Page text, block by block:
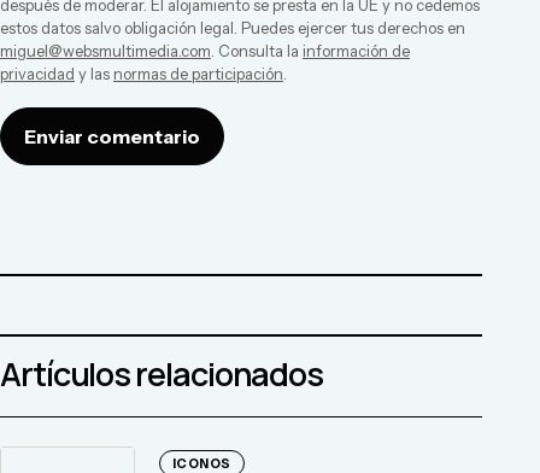
después de moderar. El alojamiento se presta en la UE y no cedemos
estos datos salvo obligación legal. Puedes ejercer tus derechos en
miguel@websmultimedia.com. Consulta la información de
privacidad y las normas de participación.
Enviar comentario
Artículos relacionados
ICONOS